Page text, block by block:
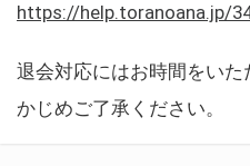
https://help.toranoana.jp/
退会対応にはお時間をい
かじめご了承ください。